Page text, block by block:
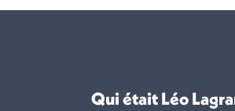
Qui était Léo